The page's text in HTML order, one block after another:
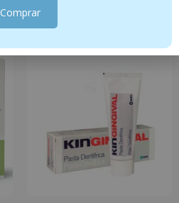
Añadir al carrito
Comprar